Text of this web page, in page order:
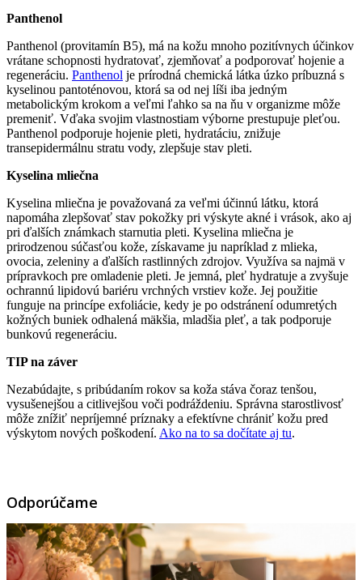
Panthenol
Panthenol (provitamín B5), má na kožu mnoho pozitívnych účinkov
vrátane schopnosti hydratovať, zjemňovať a podporovať hojenie a
regeneráciu. Panthenol je prírodná chemická látka úzko príbuzná s
kyselinou pantoténovou, ktorá sa od nej líši iba jedným
metabolickým krokom a veľmi ľahko sa na ňu v organizme môže
premeniť. Vďaka svojim vlastnostiam výborne prestupuje pleťou.
Panthenol podporuje hojenie pleti, hydratáciu, znižuje
transepidermálnu stratu vody, zlepšuje stav pleti.
Kyselina mliečna
Kyselina mliečna je považovaná za veľmi účinnú látku, ktorá
napomáha zlepšovať stav pokožky pri výskyte akné i vrások, ako aj
pri ďalších známkach starnutia pleti. Kyselina mliečna je
prirodzenou súčasťou kože, získavame ju napríklad z mlieka,
ovocia, zeleniny a ďalších rastlinných zdrojov. Využíva sa najmä v
prípravkoch pre omladenie pleti. Je jemná, pleť hydratuje a zvyšuje
ochrannú lipidovú bariéru vrchných vrstiev kože. Jej použitie
funguje na princípe exfoliácie, kedy je po odstránení odumretých
kožných buniek odhalená mäkšia, mladšia pleť, a tak podporuje
bunkovú regeneráciu.
TIP na záver
Nezabúdajte, s pribúdaním rokov sa koža stáva čoraz tenšou,
vysušenejšou a citlivejšou voči podráždeniu. Správna starostlivosť
môže znížiť nepríjemné príznaky a efektívne chrániť kožu pred
výskytom nových poškodení. Ako na to sa dočítate aj tu.
Odporúčame